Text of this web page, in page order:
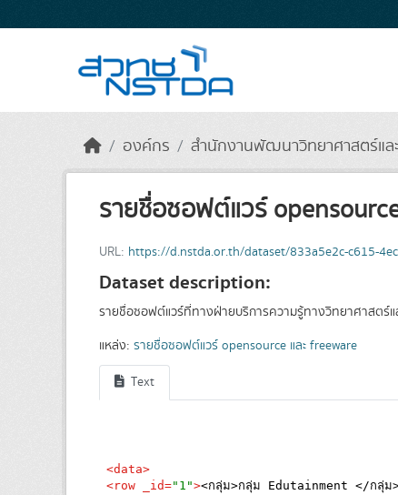
องค์กร สำนักงานพัฒนาวิทยาศาสตร์และ
รายชื่อซอฟต์แวร์
URL: https://d.nstda.or.th/dataset/833a5e2c-c615-
Dataset description:
รายชื่อซอฟต์แวร์ที่ทางฝ่ายบริการความรู้ทางวิทยาศาสตร์แ
แหล่ง: รายชื่อซอฟต์แวร์ opensource และ freeware
Text